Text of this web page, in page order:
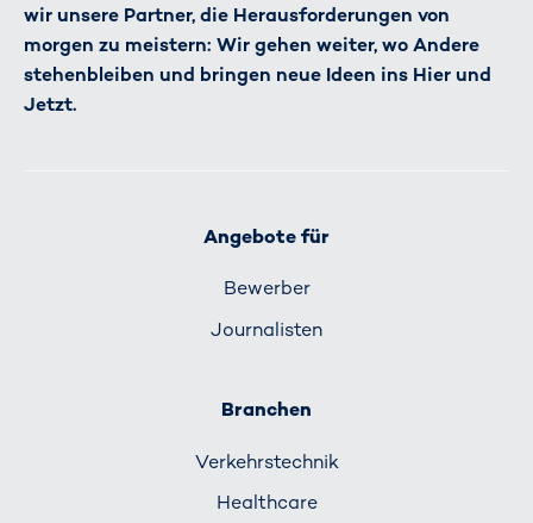
wir unsere Partner, die Herausforderungen von
morgen zu meistern: Wir gehen weiter, wo Andere
stehenbleiben und bringen neue Ideen ins Hier und
Jetzt.
Angebote für
Bewerber
Journalisten
Branchen
Verkehrs­technik
Healthcare